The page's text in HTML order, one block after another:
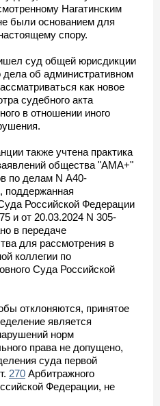
Нагатинским
были основанием для
спору.
суд общей юрисдикции
дела об административном
как новое
судебного акта
в отношении иного
также учтена практика
общества "АМА+"
по делам N А40-
поддержанная
Российской Федерации
и от 20.03.2024 N 305-
в передаче
для рассмотрения в
коллегии по
Суда Российской
отклоняются, принятое
является
норм
права не допущено,
суда первой
270 Арбитражного
Федерации, не